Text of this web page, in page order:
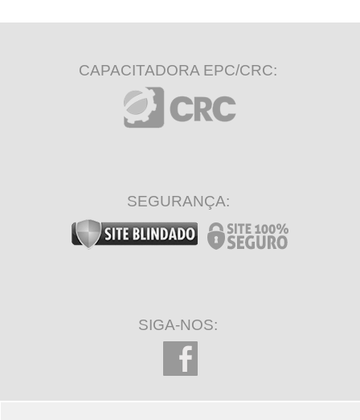
CAPACITADORA EPC/CRC:
SEGURANÇA:
SIGA-NOS: